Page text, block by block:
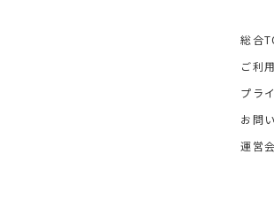
総合
ご利
プラ
お問
運営